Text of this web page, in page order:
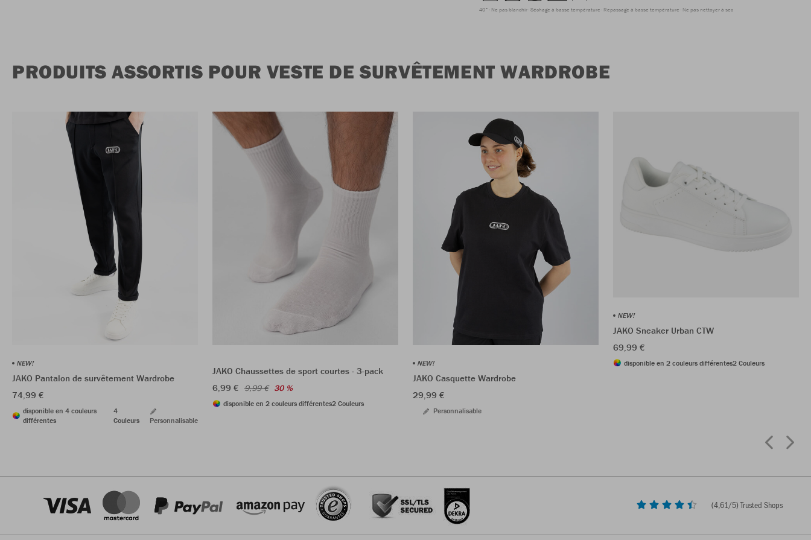
40° Ne pas blanchir Séchage à basse température Repassage à basse température Ne pas nettoyer à sec
PRODUITS ASSORTIS POUR VESTE DE SURVÊTEMENT WARDROBE
NEW!
JAKO Pantalon de survêtement Wardrobe
74,99 €
disponible en 4 couleurs
différentes
4
Couleurs
Personnalisable
JAKO Chaussettes de sport courtes - 3-pack
6,99 € 9,99 € 30 %
disponible en 2 couleurs différentes2 Couleurs
NEW!
JAKO Casquette Wardrobe
29,99 €
Personnalisable
NEW!
JAKO Sneaker Urban CTW
69,99 €
disponible en 2 couleurs différentes2 Couleurs
(4,61/5) Trusted Shops